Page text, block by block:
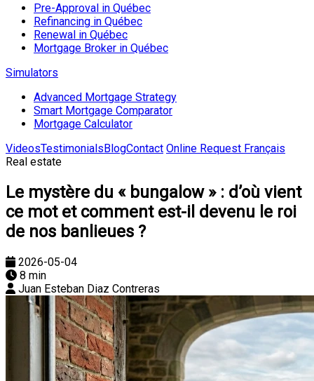
Pre-Approval in Québec
Refinancing in Québec
Renewal in Québec
Mortgage Broker in Québec
Simulators
Advanced Mortgage Strategy
Smart Mortgage Comparator
Mortgage Calculator
VideosTestimonialsBlogContact Online Request Français
Real estate
Le mystère du « bungalow » : d’où vient
ce mot et comment est-il devenu le roi
de nos banlieues ?
2026-05-04
8 min
Juan Esteban Diaz Contreras